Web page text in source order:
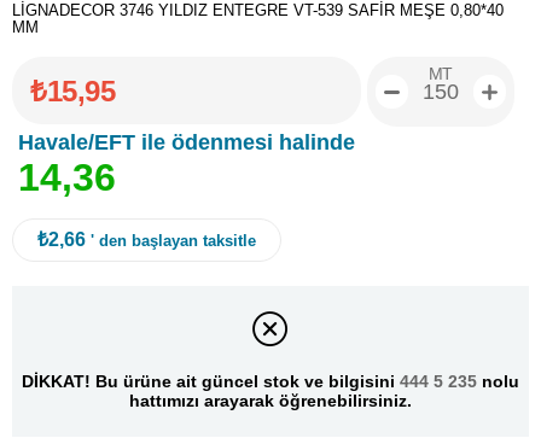
LİGNADECOR 3746 YILDIZ ENTEGRE VT-539 SAFİR MEŞE 0,80*40
MM
₺15,95
Havale/EFT ile ödenmesi halinde
14,36
MT
₺2,66 ' den başlayan taksitle
DİKKAT! Bu ürüne ait güncel stok ve bilgisini 444 5 235 nolu
hattımızı arayarak öğrenebilirsiniz.